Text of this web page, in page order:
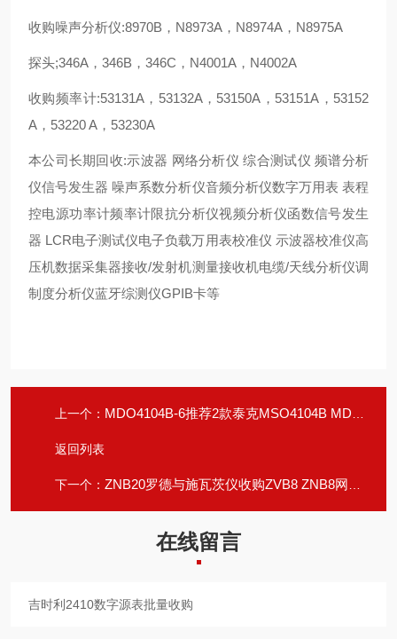
收购噪声分析仪:8970B，N8973A，N8974A，N8975A
探头;346A，346B，346C，N4001A，N4002A
收购频率计:53131A，53132A，53150A，53151A，53152
A，53220 A，53230A
本公司长期回收:示波器 网络分析仪 综合测试仪 频谱分析
仪信号发生器 噪声系数分析仪音频分析仪数字万用表 表程
控电源功率计频率计限抗分析仪视频分析仪函数信号发生
器 LCR电子测试仪电子负载万用表校准仪 示波器校准仪高
压机数据采集器接收/发射机测量接收机电缆/天线分析仪调
制度分析仪蓝牙综测仪GPIB卡等
上一个： MDO4104B-6推荐2款泰克MSO4104B MDO3054示波器
返回列表
下一个： ZNB20罗德与施瓦茨仪收购ZVB8 ZNB8网络分析仪
在线留言